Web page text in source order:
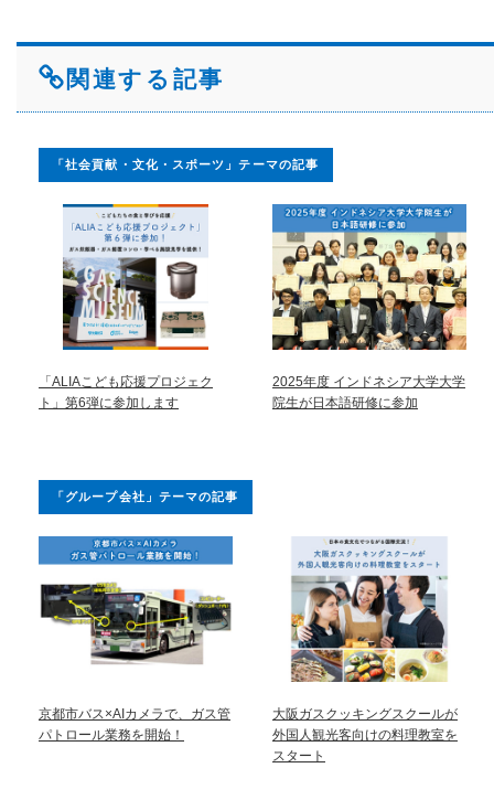
関連する記事
「社会貢献・文化・スポーツ」テーマの記事
「ALIAこども応援プロジェク
ト」第6弾に参加します
2025年度 インドネシア大学大学
院生が日本語研修に参加
「グループ会社」テーマの記事
京都市バス×AIカメラで、ガス管
パトロール業務を開始！
大阪ガスクッキングスクールが
外国人観光客向けの料理教室を
スタート